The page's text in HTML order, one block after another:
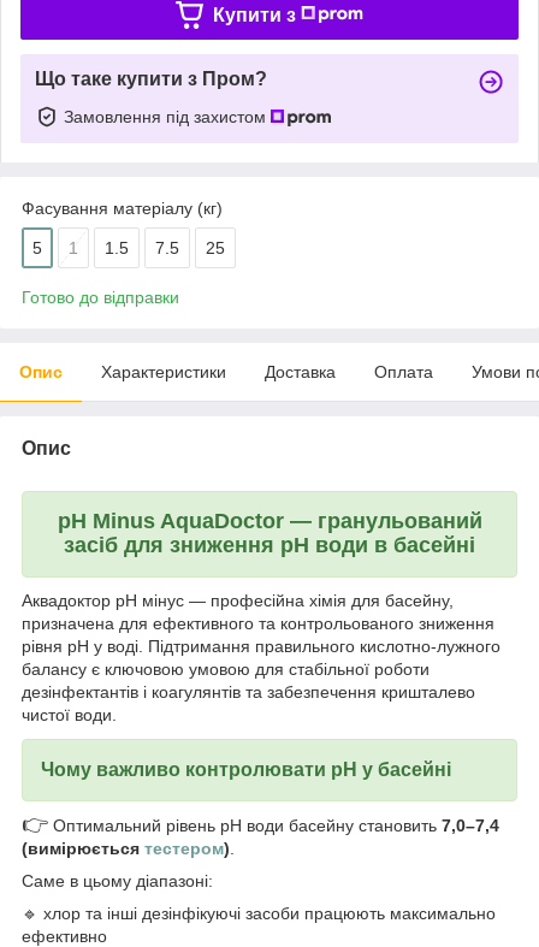
Купити з
Що таке купити з Пром?
Замовлення під захистом
Фасування матеріалу (кг)
5 1 1.5 7.5 25
Готово до відправки
Опис Характеристики Доставка Оплата Умови
Опис
pH Minus AquaDoctor — гранульований
засіб для зниження pH води в басейні
Аквадоктор pH мінус — професійна хімія для басейну,
призначена для ефективного та контрольованого зниження
рівня pH у воді. Підтримання правильного кислотно-лужного
балансу є ключовою умовою для стабільної роботи
дезінфектантів і коагулянтів та забезпечення кришталево
чистої води.
Чому важливо контролювати pH у басейні
👉 Оптимальний рівень pH води басейну становить 7,0–7,4
(вимірюється тестером)
Саме в цьому діапазоні:
🔹 хлор та інші дезінфікуючі засоби працюють максимально
ефективно